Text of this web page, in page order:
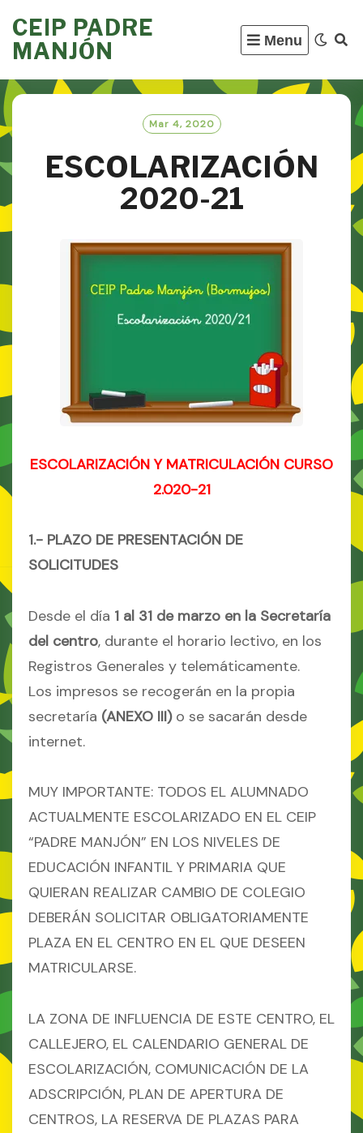
to
content
CEIP PADRE
MANJÓN
Menu
Mar 4, 2020
ESCOLARIZACIÓN
2020-21
ESCOLARIZACIÓN Y MATRICULACIÓN CURSO
2.020-21
1.- PLAZO DE PRESENTACIÓN DE
SOLICITUDES
Desde el día 1 al 31 de marzo en la Secretaría
del centro, durante el horario lectivo, en los
Registros Generales y telemáticamente.
Los impresos se recogerán en la propia
secretaría (ANEXO III)o se sacarán desde
internet.
MUY IMPORTANTE: TODOS EL ALUMNADO
ACTUALMENTE ESCOLARIZADO EN EL CEIP
“PADRE MANJÓN” EN LOS NIVELES DE
EDUCACIÓN INFANTIL Y PRIMARIA QUE
QUIERAN REALIZAR CAMBIO DE COLEGIO
DEBERÁN SOLICITAR OBLIGATORIAMENTE
PLAZA EN EL CENTRO EN EL QUE DESEEN
MATRICULARSE.
LA ZONA DE INFLUENCIA DE ESTE CENTRO, EL
CALLEJERO, EL CALENDARIO GENERAL DE
ESCOLARIZACIÓN, COMUNICACIÓN DE LA
ADSCRIPCIÓN, PLAN DE APERTURA DE
CENTROS, LA RESERVA DE PLAZAS PARA